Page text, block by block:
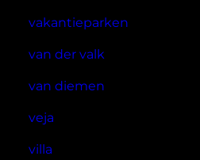
vakantieparken
van der valk
van diemen
veja
villa